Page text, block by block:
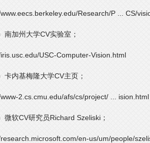
Research/P ... CS/
南加州大学CV实验室；
USC-Computer-Vision.html
卡内基梅隆大学CV主页；
2.cs.cmu.edu/afs/cs/project/ ... ision.html
微软CV研究员Richard Szeliski；
en-us/um/people/